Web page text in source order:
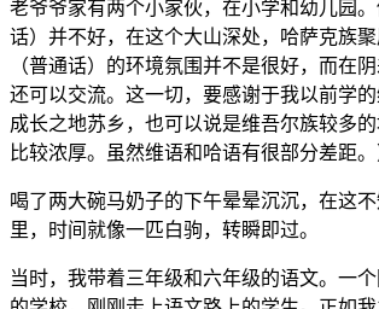
老爷爷家有两个小家伙，在小学和幼儿园
话）并不好，在这个大山深处，哈萨克族
（普通话）的环境氛围并不是很好，而在
还可以交流。这一切，要感谢于我以前学
成长之地苏乡，也可以说是维吾尔族较多
比较浓厚。虽然维语和哈语有很部分差距。
喝了两大碗马奶子的下午晕晕沉沉，在这
里，时间就像一匹白驹，转瞬即过。
当时，我带着三年级和六年级的语文。一